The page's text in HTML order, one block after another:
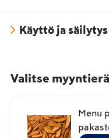
Käyttö ja säilytys
Valitse myyntierä
Menu